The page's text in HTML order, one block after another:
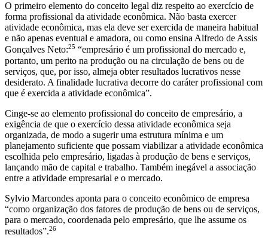
O primeiro elemento do conceito legal diz respeito ao exercício de
forma profissional da atividade econômica. Não basta exercer
atividade econômica, mas ela deve ser exercida de maneira habitual
e não apenas eventual e amadora, ou como ensina Alfredo de Assis
Gonçalves Neto:25 “empresário é um profissional do mercado e,
portanto, um perito na produção ou na circulação de bens ou de
serviços, que, por isso, almeja obter resultados lucrativos nesse
desiderato. A finalidade lucrativa decorre do caráter profissional com
que é exercida a atividade econômica”.
Cinge-se ao elemento profissional do conceito de empresário, a
exigência de que o exercício dessa atividade econômica seja
organizada, de modo a sugerir uma estrutura mínima e um
planejamento suficiente que possam viabilizar a atividade econômica
escolhida pelo empresário, ligadas à produção de bens e serviços,
lançando mão de capital e trabalho. Também inegável a associação
entre a atividade empresarial e o mercado.
Sylvio Marcondes aponta para o conceito econômico de empresa
“como organização dos fatores de produção de bens ou de serviços,
para o mercado, coordenada pelo empresário, que lhe assume os
resultados”.26